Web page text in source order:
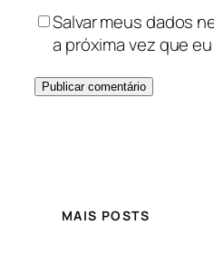
Salvar meus dados
a próxima vez que
MAIS POSTS